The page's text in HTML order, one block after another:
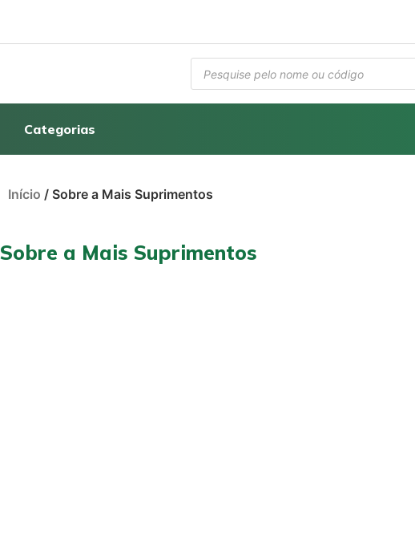
Categorias
Início / Sobre a Mais Suprimentos
Sobre a Mais Suprimentos